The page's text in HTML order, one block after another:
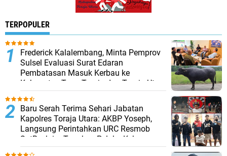
TERPOPULER
Frederick Kalalembang, Minta Pemprov
Sulsel Evaluasi Surat Edaran
Pembatasan Masuk Kerbau ke
Kabupaten Tana Toraja dan Toraja Utara
Baru Serah Terima Sehari Jabatan
Kapolres Toraja Utara: AKBP Yoseph,
Langsung Perintahkan URC Resmob
SatReskrim Tangkap Pelaku Kekerasan
Seksual Anak Di Bawah Umur